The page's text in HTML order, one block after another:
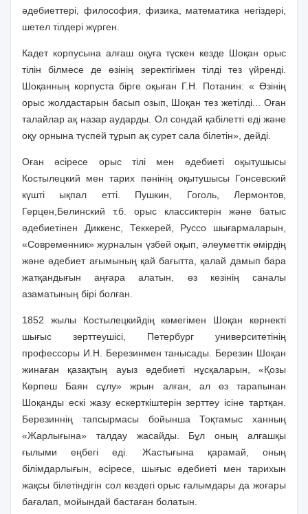
әдебиеттері, философия, физика, математика негіздері,
шетел тілдері жүрген.
Кадет корпусына алғаш оқуға түскен кезде Шоқан орыс
тілін білмесе де өзінің зеректігімен тілді тез үйренді.
Шоқанның корпуста бірге оқыған Г.Н. Потанин: « Өзінің
орыс жолдастарын басып озып, Шоқан тез жетілді... Оған
талайлар ақ назар аударды. Ол сондай қабілетті еді және
оқу орнына түспей тұрып ақ сурет сала білетін», дейді.
Оған әсіресе орыс тілі мен әдебиеті оқытушысы
Костылецкий мен тарих пәнінің оқытушысы Гонсевский
күшті ықпал етті. Пушкин, Гоголь, Лермонтов,
Герцен,Белинский т.б. орыс классиктерін және батыс
әдебиетінен Диккенс, Теккерей, Руссо шығармаларын,
«Современник» журналын үзбей оқып, әлеуметтік өмірдің
және әдебиет ағымының қай бағытта, қалай дамып бара
жатқандығын аңғара алатын, өз кезінің саналы
азаматының бірі болған.
1852 жылы Костылецкийдің көмегімен Шоқан көрнекті
шығыс зерттеушісі, Петербург университетінің
профессоры И.Н. Березинмен танысады. Березин Шоқан
жинаған қазақтың ауыз әдебиеті нұсқаларын, «Қозы
Көрпеш Баян сұлу» жрын алған, ал өз тарапынан
Шоқанды ескі жазу ескерткіштерін зерттеу ісіне тартқан.
Березиннің тапсырмасы бойынша Тоқтамыс ханның
«Жарлығына» талдау жасайды. Бұл оның алғашқы
ғылыми еңбегі еді. Жастығына қарамай, оның
білімдарлығын, әсіресе, шығыс әдебиеті мен тарихын
жақсы білетіндігін сол кездегі орыс ғалымдары да жоғары
бағалап, мойындай бастаған болатын.